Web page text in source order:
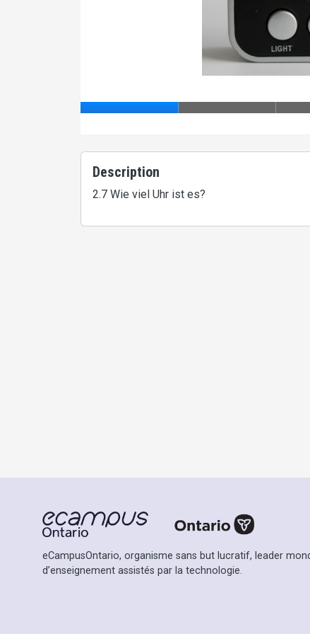
Description
2.7 Wie viel Uhr ist es?
eCampusOntario, organisme sans but lucratif, leader
d’enseignement assistés par la technologie.